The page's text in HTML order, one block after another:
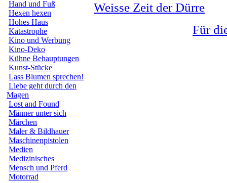
Hand und Fuß
Hexen hexen
Hohes Haus
Katastrophe
Kino und Werbung
Kino-Deko
Kühne Behauptungen
Kunst-Stücke
Lass Blumen sprechen!
Liebe geht durch den
Magen
Lost and Found
Männer unter sich
Märchen
Maler & Bildhauer
Maschinenpistolen
Medien
Medizinisches
Mensch und Pferd
Motorrad
Weisse Zeit der Dürre
Für